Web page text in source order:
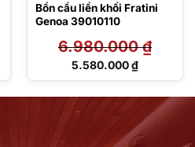
Bồn cầu liền khối Fratini
Genoa 39010110
6.980.000₫
Giá
6.980.000 ₫.
5.580.000₫
Giá
5.580.000 ₫.